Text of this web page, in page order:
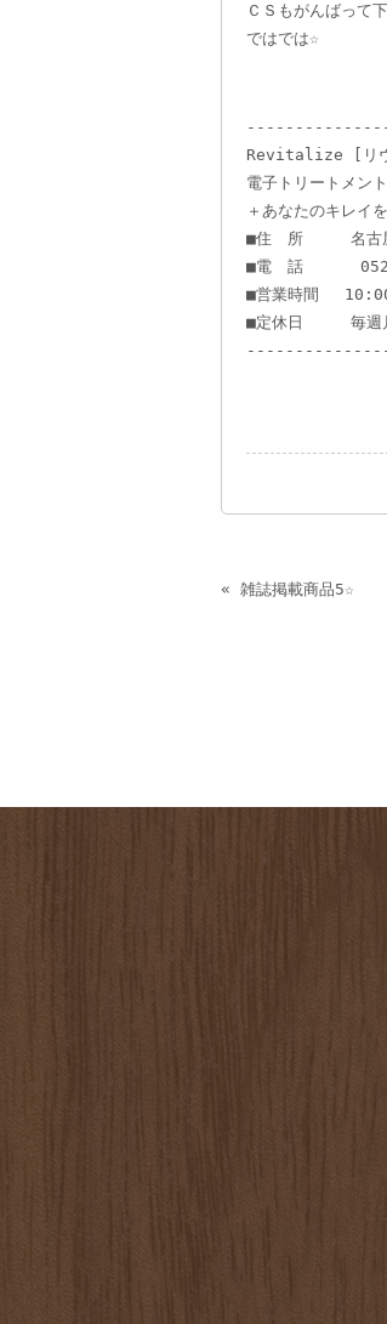
ＣＳもがんばって
ではでは☆
Revitalize [リヴ
電子トリートメン
＋あなたのキレイ
■住 所 名古屋
■電 話 052-
■営業時間
■定休日 毎週月
« 雑誌掲載商品5☆